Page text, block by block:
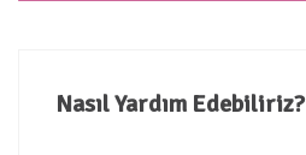
Nasıl Yardım Edebiliriz?